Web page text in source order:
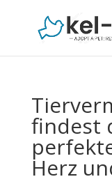
findest
Herz